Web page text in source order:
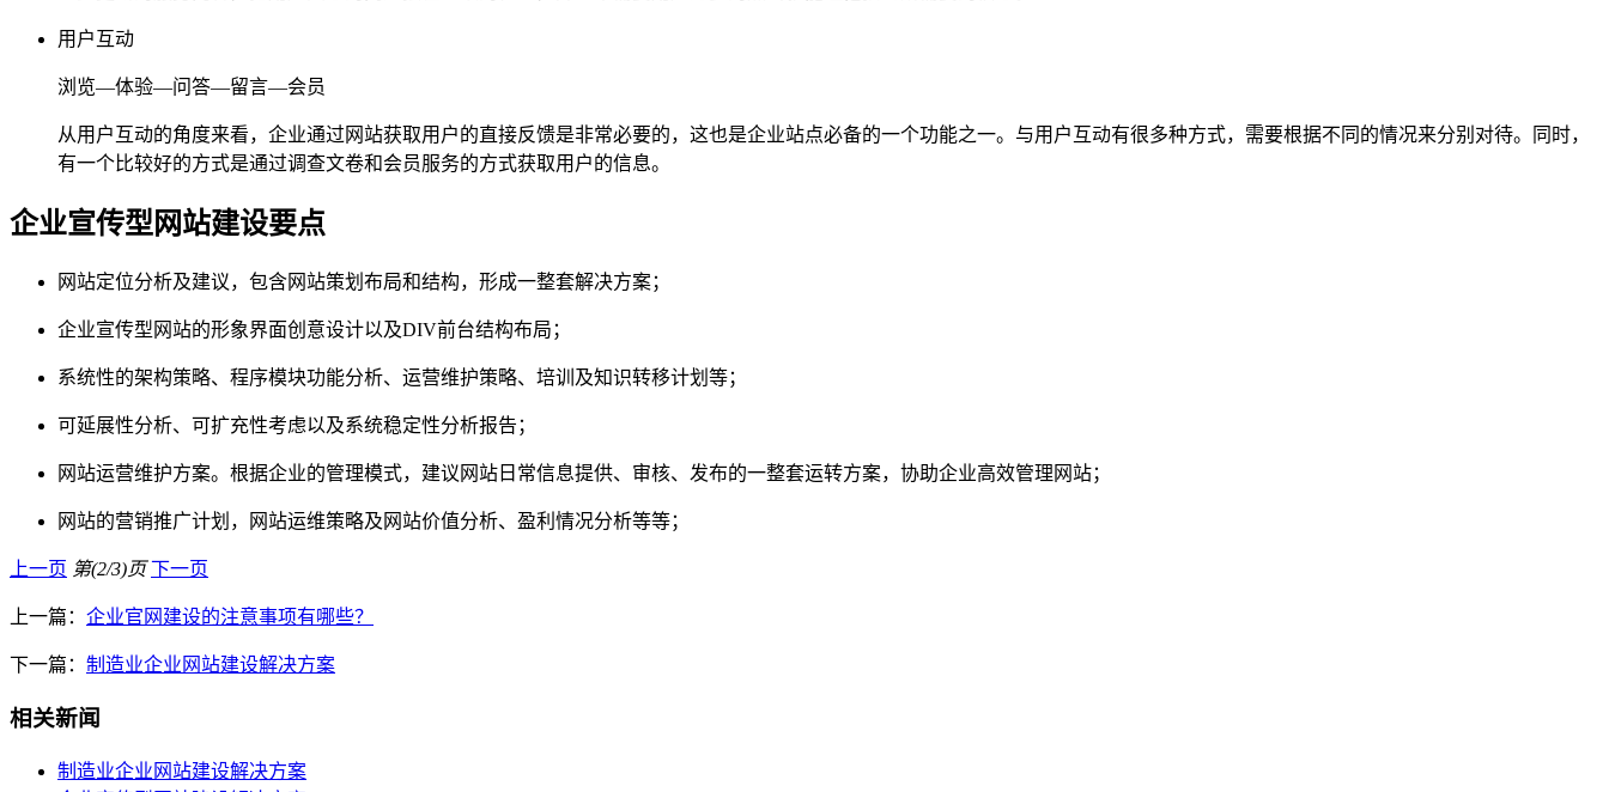
用户互动
浏览—体验—问答—留言—会员
从用户互动的角度来看，企业通过网站获取用户的直接反馈是非常必要的，这也是企业站点必备的一个功能之一。与用户互动有很多种方式，需要根据不同的情况来分别对待。同时，
有一个比较好的方式是通过调查文卷和会员服务的方式获取用户的信息。
企业宣传型网站建设要点
网站定位分析及建议，包含网站策划布局和结构，形成一整套解决方案；
企业宣传型网站的形象界面创意设计以及DIV前台结构布局；
系统性的架构策略、程序模块功能分析、运营维护策略、培训及知识转移计划等；
可延展性分析、可扩充性考虑以及系统稳定性分析报告；
网站运营维护方案。根据企业的管理模式，建议网站日常信息提供、审核、发布的一整套运转方案，协助企业高效管理网站；
网站的营销推广计划，网站运维策略及网站价值分析、盈利情况分析等等；
上一页 第(2/3)页 下一页
上一篇： 企业官网建设的注意事项有哪些？
下一篇： 制造业企业网站建设解决方案
相关新闻
制造业企业网站建设解决方案